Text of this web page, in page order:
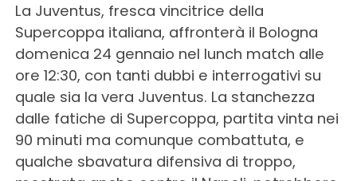
La Juventus, fresca vincitrice della
Supercoppa italiana, affronterà il Bologna
domenica 24 gennaio nel lunch match alle
ore 12:30, con tanti dubbi e interrogativi su
quale sia la vera Juventus. La stanchezza
dalle fatiche di Supercoppa, partita vinta nei
90 minuti ma comunque combattuta, e
qualche sbavatura difensiva di troppo,